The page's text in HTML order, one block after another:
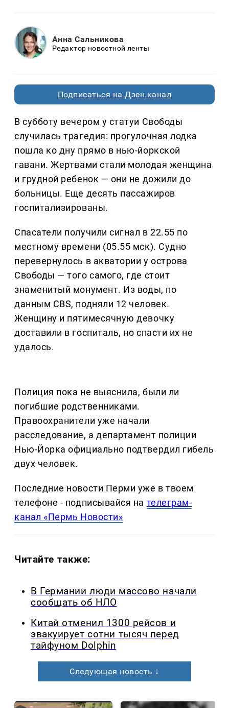
Анна Сальникова
Редактор новостной ленты
Подписаться на Дзен.канал
В субботу вечером у статуи Свободы
случилась трагедия: прогулочная лодка
пошла ко дну прямо в нью-йоркской
гавани. Жертвами стали молодая женщина
и грудной ребенок — они не дожили до
больницы. Еще десять пассажиров
госпитализированы.
Спасатели получили сигнал в 22.55 по
местному времени (05.55 мск). Судно
перевернулось в акватории у острова
Свободы — того самого, где стоит
знаменитый монумент. Из воды, по
данным CBS, подняли 12 человек.
Женщину и пятимесячную девочку
доставили в госпиталь, но спасти их не
удалось.
Полиция пока не выяснила, были ли
погибшие родственниками.
Правоохранители уже начали
расследование, а департамент полиции
Нью-Йорка официально подтвердил гибель
двух человек.
Последние новости Перми уже в твоем
телефоне - подписывайся на телеграм-
канал «Пермь Новости»
Читайте также:
В Германии люди массово начали
сообщать об НЛО
Китай отменил 1300 рейсов и
эвакуирует сотни тысяч перед
тайфуном Dolphin
Следующая новость ↓